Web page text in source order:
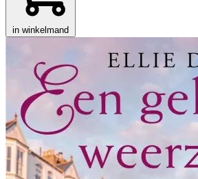
in winkelmand